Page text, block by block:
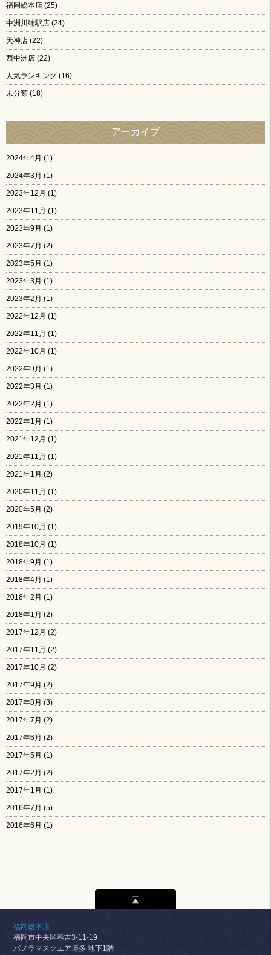
福岡総本店 (25)
中洲川端駅店 (24)
天神店 (22)
西中洲店 (22)
人気ランキング (16)
未分類 (18)
アーカイブ
2024年4月 (1)
2024年3月 (1)
2023年12月 (1)
2023年11月 (1)
2023年9月 (1)
2023年7月 (2)
2023年5月 (1)
2023年3月 (1)
2023年2月 (1)
2022年12月 (1)
2022年11月 (1)
2022年10月 (1)
2022年9月 (1)
2022年3月 (1)
2022年2月 (1)
2022年1月 (1)
2021年12月 (1)
2021年11月 (1)
2021年1月 (2)
2020年11月 (1)
2020年5月 (2)
2019年10月 (1)
2018年10月 (1)
2018年9月 (1)
2018年4月 (1)
2018年2月 (1)
2018年1月 (2)
2017年12月 (2)
2017年11月 (2)
2017年10月 (2)
2017年9月 (2)
2017年8月 (3)
2017年7月 (2)
2017年6月 (2)
2017年5月 (1)
2017年2月 (2)
2017年1月 (1)
2016年7月 (5)
2016年6月 (1)
福岡総本店
福岡市中央区春吉3-11-19
パノラマスクエア博多 地下1階